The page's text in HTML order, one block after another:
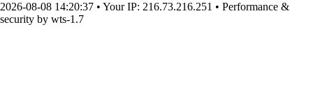
2026-08-08 14:20:37 • Your IP: 216.73.216.251 • Performance &
security by wts-1.7